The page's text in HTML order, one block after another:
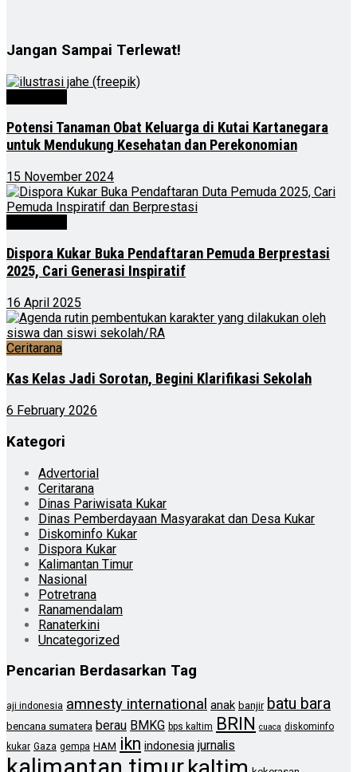
Jangan Sampai Terlewat!
Potensi Tanaman Obat Keluarga di Kutai Kartanegara
untuk Mendukung Kesehatan dan Perekonomian
15 November 2024
Dispora Kukar Buka Pendaftaran Pemuda Berprestasi
2025, Cari Generasi Inspiratif
16 April 2025
Ceritarana
Kas Kelas Jadi Sorotan, Begini Klarifikasi Sekolah
6 February 2026
Kategori
Advertorial
Ceritarana
Dinas Pariwisata Kukar
Dinas Pemberdayaan Masyarakat dan Desa Kukar
Diskominfo Kukar
Dispora Kukar
Kalimantan Timur
Nasional
Potretrana
Ranamendalam
Ranaterkini
Uncategorized
Pencarian Berdasarkan Tag
aji indonesia amnesty international anak banjir batu bara
bencana sumatera berau BMKG bps kaltim BRIN cuaca diskominfo
kukar Gaza gempa HAM ikn indonesia jurnalis